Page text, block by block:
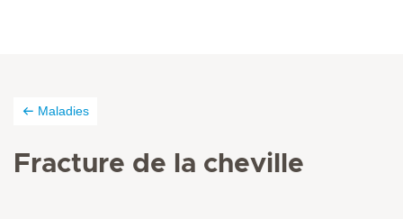
Maladies
Fracture de la cheville